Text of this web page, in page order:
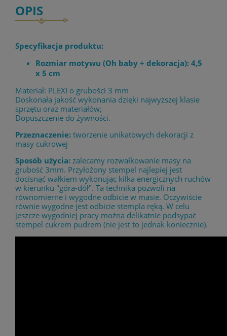
OPIS
Specyfikacja produktu:
Rozmiar motywu (Oh baby + dekoracja): 4,5
x 5 cm
Materiał: PLEXI o grubości 3 mm
Doskonała jakość wykonania dzięki najwyższej klasie
sprzętu oraz materiałów;
Dopuszczenie do żywności.
Przeznaczenie: tworzenie unikatowych dekoracji z
masy cukrowej
Sposób użycia: zalecamy rozwałkowanie masy na
grubość 3mm. Przyłożony stempel najlepiej jest
docisnąć wałkiem wykonując kilka energicznych ruchów
w kierunku "góra-dół". Ta technika pozwoli na
równomierne i wygodne odbicie w masie. Oczywiście
równie wygodne jest odbicie stempla ręką. W celu
jeszcze wygodniej pracy można delikatnie podsypać
stempel cukrem pudrem (nie jest to jednak koniecznie).